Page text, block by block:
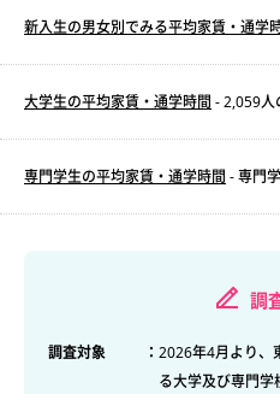
新入生の男女別でみる平均家賃・通学
大学生の平均家賃・通学時間 - 2,059人
専門学生の平均家賃・通学時間 - 専門
調
調査対象 ： 2026年4月より、
る大学及び専門学